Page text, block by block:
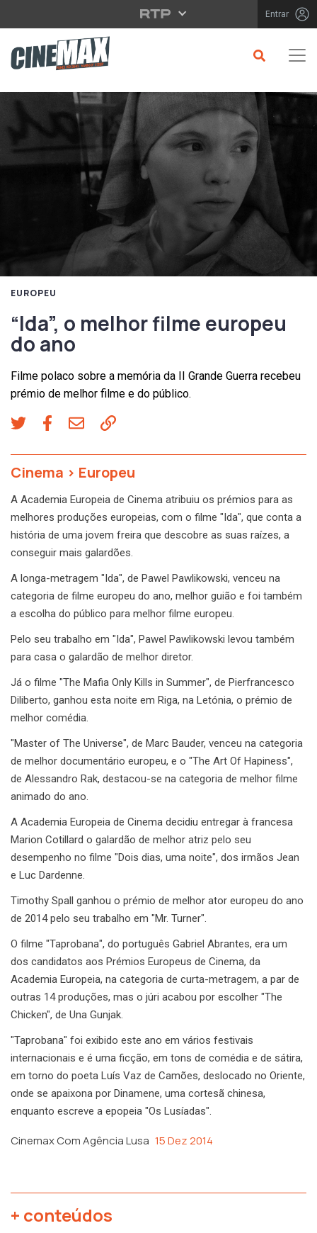
Saltar para o conteúdo principal Entrar
EUROPEU
“Ida”, o melhor filme europeu
do ano
Filme polaco sobre a memória da II Grande Guerra recebeu
prémio de melhor filme e do público.
Cinema > Europeu
A Academia Europeia de Cinema atribuiu os prémios para as
melhores produções europeias, com o filme "Ida", que conta a
história de uma jovem freira que descobre as suas raízes, a
conseguir mais galardões.
A longa-metragem "Ida", de Pawel Pawlikowski, venceu na
categoria de filme europeu do ano, melhor guião e foi também
a escolha do público para melhor filme europeu.
Pelo seu trabalho em "Ida", Pawel Pawlikowski levou também
para casa o galardão de melhor diretor.
Já o filme "The Mafia Only Kills in Summer", de Pierfrancesco
Diliberto, ganhou esta noite em Riga, na Letónia, o prémio de
melhor comédia.
"Master of The Universe", de Marc Bauder, venceu na categoria
de melhor documentário europeu, e o "The Art Of Hapiness",
de Alessandro Rak, destacou-se na categoria de melhor filme
animado do ano.
A Academia Europeia de Cinema decidiu entregar à francesa
Marion Cotillard o galardão de melhor atriz pelo seu
desempenho no filme "Dois dias, uma noite", dos irmãos Jean
e Luc Dardenne.
Timothy Spall ganhou o prémio de melhor ator europeu do ano
de 2014 pelo seu trabalho em "Mr. Turner".
O filme "Taprobana", do português Gabriel Abrantes, era um
dos candidatos aos Prémios Europeus de Cinema, da
Academia Europeia, na categoria de curta-metragem, a par de
outras 14 produções, mas o júri acabou por escolher "The
Chicken", de Una Gunjak.
"Taprobana" foi exibido este ano em vários festivais
internacionais e é uma ficção, em tons de comédia e de sátira,
em torno do poeta Luís Vaz de Camões, deslocado no Oriente,
onde se apaixona por Dinamene, uma cortesã chinesa,
enquanto escreve a epopeia "Os Lusíadas".
Cinemax Com Agência Lusa 15 Dez 2014
+ conteúdos